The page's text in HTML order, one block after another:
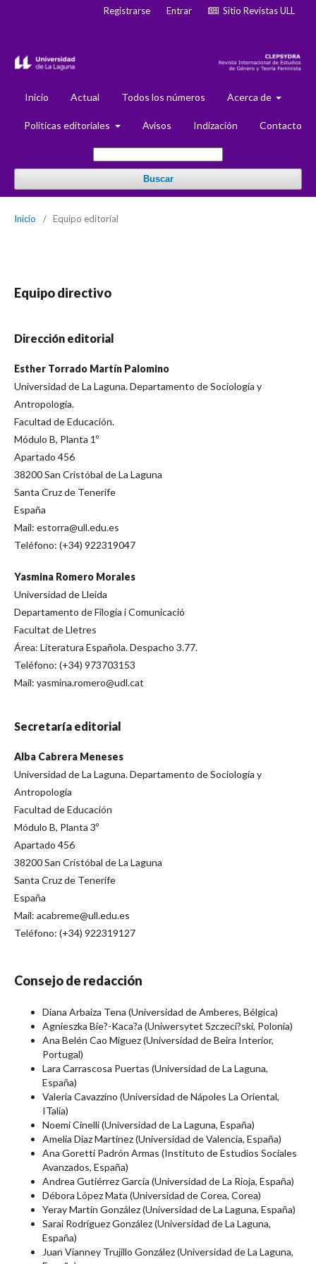
Inicio Actual Todos los números Acerca de
Politicas editoriales Avisos Indización Contacto
Buscar
Registrarse Entrar Sitio Revistas ULL
Inicio / Equipo editorial
Equipo directivo
Dirección editorial
Esther Torrado Martín Palomino
Universidad de La Laguna. Departamento de Sociología y
Antropología.
Facultad de Educación.
Módulo B, Planta 1º
Apartado 456
38200 San Cristóbal de La Laguna
Santa Cruz de Tenerife
España
Mail: estorra@ull.edu.es
Teléfono: (+34) 922319047
Yasmina Romero Morales
Universidad de Lleida
Departamento de Filogia i Comunicació
Facultat de Lletres
Área: Literatura Española. Despacho 3.77.
Teléfono: (+34) 973703153
Mail: yasmina.romero@udl.cat
Secretaría editorial
Alba Cabrera Meneses
Universidad de La Laguna. Departamento de Sociología y
Antropología
Facultad de Educación
Módulo B, Planta 3º
Apartado 456
38200 San Cristóbal de La Laguna
Santa Cruz de Tenerife
España
Mail: acabreme@ull.edu.es
Teléfono: (+34) 922319127
Consejo de redacción
Diana Arbaiza Tena (Universidad de Amberes, Bélgica)
Agnieszka Bie?-Kaca?a (Uniwersytet Szczeci?ski, Polonia)
Ana Belén Cao Miguez (Universidad de Beira Interior,
Portugal)
Lara Carrascosa Puertas (Universidad de La Laguna,
España)
Valeria Cavazzino (Universidad de Nápoles La Oriental,
ITalia)
Noemi Cinelli (Universidad de La Laguna, España)
Amelia Díaz Martínez (Universidad de Valencia, España)
Ana Goretti Padrón Armas (Instituto de Estudios Sociales
Avanzados, España)
Andrea Gutiérrez García (Universidad de La Rioja, España)
Débora López Mata (Universidad de Corea, Corea)
Yeray Martín González (Universidad de La Laguna, España)
Sarai Rodríguez González (Universidad de La Laguna,
España)
Juan Vianney Trujillo González (Universidad de La Laguna,